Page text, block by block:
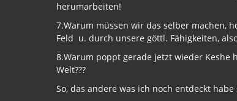
herumarbeiten!
7.Warum müssen wir das selber machen,
Feld u. durch unsere göttl. Fähigkeiten,
8.Warum poppt gerade jetzt wieder Keshe
Welt???
So, das andere was ich noch entdeckt